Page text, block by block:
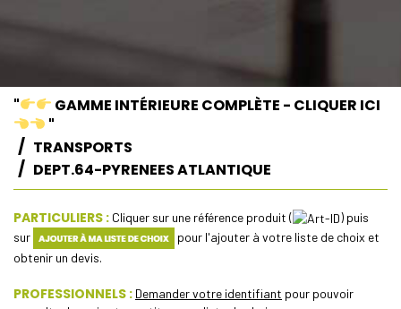
"
GAMME INTÉRIEURE COMPLÈTE - CLIQUER ICI
"
TRANSPORTS
DEPT.64-PYRENEES ATLANTIQUE
PARTICULIERS : Cliquer sur une référence produit (
) puis
sur
pour l'ajouter à votre liste de choix et
obtenir un devis.
PROFESSIONNELS : Demander votre identifiant pour pouvoir